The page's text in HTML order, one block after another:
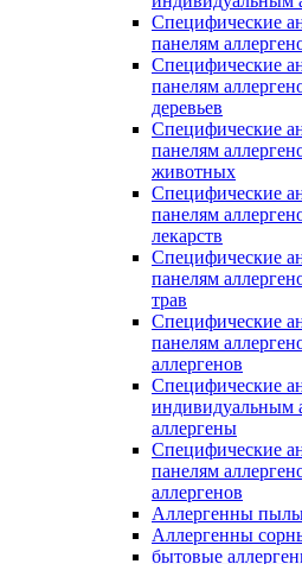
Специфические
панелям
Специфические
панелям
деревьев
Специфические
панелям
животных
Специфические
панелям
лекарств
Специфические
панелям
трав
Специфические
панелям
аллергенов
Специфические
индивидуальным
аллергены
Специфические
панелям
аллергенов
Аллергенны
Аллергенны
бытовые